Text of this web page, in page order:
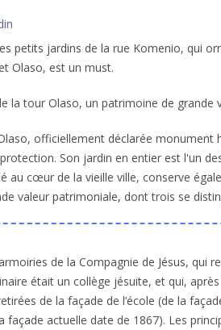
petits jardins de la rue Komenio, qui
Olaso, est un must.
la tour Olaso, un patrimoine de grande
officiellement déclarée monument
Son jardin en entier est l'un
au cœur de la vieille ville, conserve
valeur patrimoniale, dont trois se
de la Compagnie de Jésus, qui
était un collège jésuite, et qui,
de la façade de l’école (de la
façade actuelle date de 1867). Les